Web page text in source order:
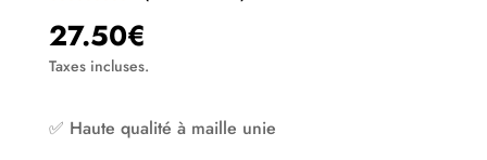
sur 5
basé sur
notations
27.50€
Taxes incluses.
✅ Haute qualité à maille unie